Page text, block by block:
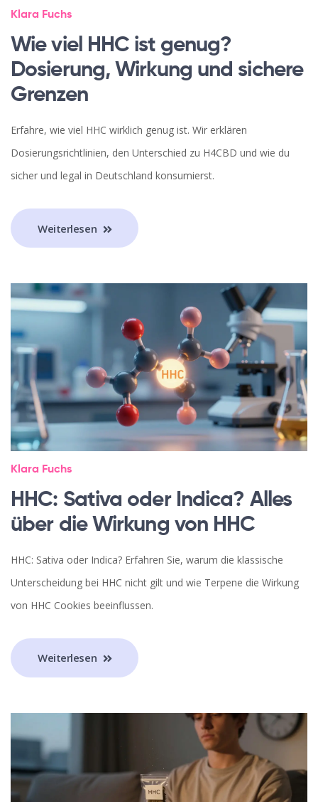
Klara Fuchs
Wie viel HHC ist genug?
Dosierung, Wirkung und sichere
Grenzen
Erfahre, wie viel HHC wirklich genug ist. Wir erklären
Dosierungsrichtlinien, den Unterschied zu H4CBD und wie du
sicher und legal in Deutschland konsumierst.
Weiterlesen
Klara Fuchs
HHC: Sativa oder Indica? Alles
über die Wirkung von HHC
HHC: Sativa oder Indica? Erfahren Sie, warum die klassische
Unterscheidung bei HHC nicht gilt und wie Terpene die Wirkung
von HHC Cookies beeinflussen.
Weiterlesen